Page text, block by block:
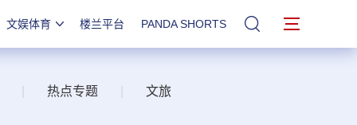
文娱体育 楼兰平台 PANDA SHORTS 站内搜索
热点专题 文旅